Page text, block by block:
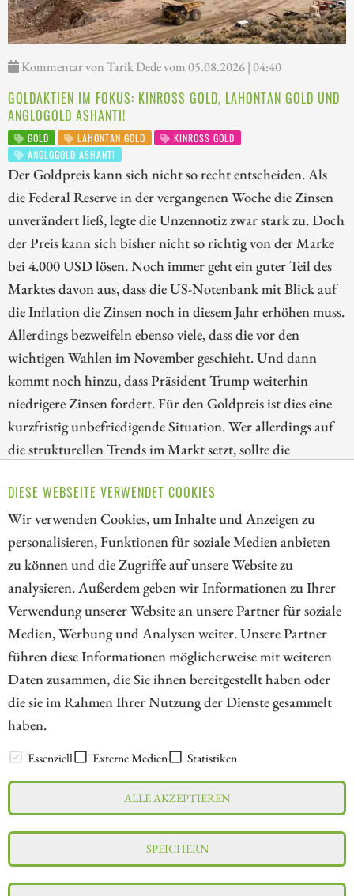
DIESE WEBSEITE VERWENDET COOKIES
Wir verwenden Cookies, um Inhalte und Anzeigen zu
personalisieren, Funktionen für soziale Medien anbieten
zu können und die Zugriffe auf unsere Website zu
analysieren. Außerdem geben wir Informationen zu Ihrer
Verwendung unserer Website an unsere Partner für soziale
Medien, Werbung und Analysen weiter. Unsere Partner
führen diese Informationen möglicherweise mit weiteren
Daten zusammen, die Sie ihnen bereitgestellt haben oder
die sie im Rahmen Ihrer Nutzung der Dienste gesammelt
haben.
Essenziell Externe Medien Statistiken
ALLE AKZEPTIEREN
SPEICHERN
Kommentar von Tarik Dede vom 05.08.2026 | 04:40
GOLDAKTIEN IM FOKUS: KINROSS GOLD, LAHONTAN GOLD UND
ANGLOGOLD ASHANTI!
GOLD LAHONTAN GOLD
KINROSS GOLD
ANGLOGOLD ASHANTI
Der Goldpreis kann sich nicht so recht entscheiden. Als
die Federal Reserve in der vergangenen Woche die Zinsen
unverändert ließ, legte die Unzennotiz zwar stark zu. Doch
der Preis kann sich bisher nicht so richtig von der Marke
bei 4.000 USD lösen. Noch immer geht ein guter Teil des
Marktes davon aus, dass die US-Notenbank mit Blick auf
die Inflation die Zinsen noch in diesem Jahr erhöhen muss.
Allerdings bezweifeln ebenso viele, dass die vor den
wichtigen Wahlen im November geschieht. Und dann
kommt noch hinzu, dass Präsident Trump weiterhin
niedrigere Zinsen fordert. Für den Goldpreis ist dies eine
kurzfristig unbefriedigende Situation. Wer allerdings auf
die strukturellen Trends im Markt setzt, sollte die
heute auf die Papiere von Kinross Gold, Lahontan Gold
und AngloGold Ashanti!
ZUM KOMMENTAR
// kapitalerhoehungen.de - © 2026 - Die Informationsplattform für
Investoren und Unternehmen rund um Kapitalerhöhung, Kapitalmarkt
und Unternehmensfinanzierung
LEXIKON
Impressum
Datenschutz
Interessenskonflikt & Risikohinweis
Nutzungsbedingungen